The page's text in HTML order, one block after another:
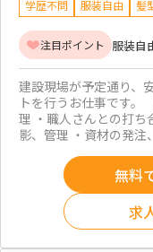
学歴不問 服装自由 髪
注目ポイント 服装自
建設現場が予定通り、
トを行うお仕事です。
理 ・職人さんとの打ち
影、管理 ・資材の発注
無料
求